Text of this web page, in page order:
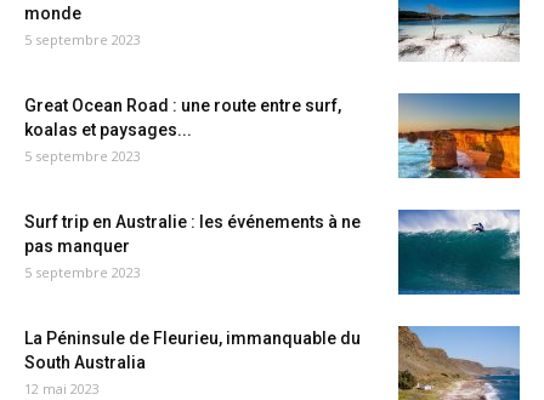
monde
5 septembre 2023
Great Ocean Road : une route entre surf,
koalas et paysages...
5 septembre 2023
Surf trip en Australie : les événements à ne
pas manquer
5 septembre 2023
La Péninsule de Fleurieu, immanquable du
South Australia
12 mai 2023